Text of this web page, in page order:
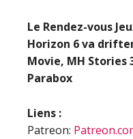
Le Rendez-vous
Horizon 6 va
Movie, MH Stories
Parabox
Liens :
Patreon: